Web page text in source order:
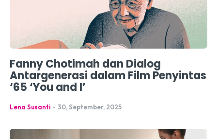
Fanny Chotimah dan Dialog
Antargenerasi dalam Film Penyintas
‘65 ‘You and I’
Lena Susanti - 30, September, 2025